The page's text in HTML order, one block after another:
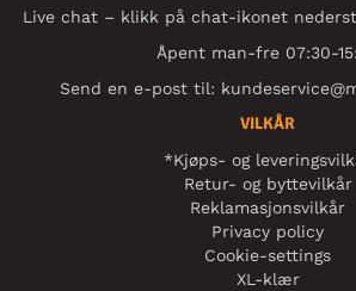
Live chat – klikk på chat-ikonet
Åpent man-fre 07:30-
Send en e-post til:
VILKÅR
*Kjøps- og
Retur- og byttevilkår
Reklamasjonsvilkår
Privacy policy
Cookie-settings
XL-klær